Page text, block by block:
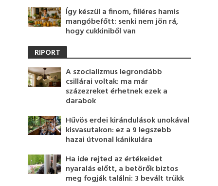
Így készül a finom, filléres hamis
mangóbefőtt: senki nem jön rá,
hogy cukkiniből van
RIPORT
A szocializmus legrondább
csillárai voltak: ma már
százezreket érhetnek ezek a
darabok
Hűvös erdei kirándulások unokával
kisvasutakon: ez a 9 legszebb
hazai útvonal kánikulára
Ha ide rejted az értékeidet
nyaralás előtt, a betörők biztos
meg fogják találni: 3 bevált trükk